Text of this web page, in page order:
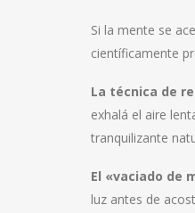
Si la mente se
científicamente
La técnica de
exhalá el aire
tranquilizante
El «vaciado de
luz antes de